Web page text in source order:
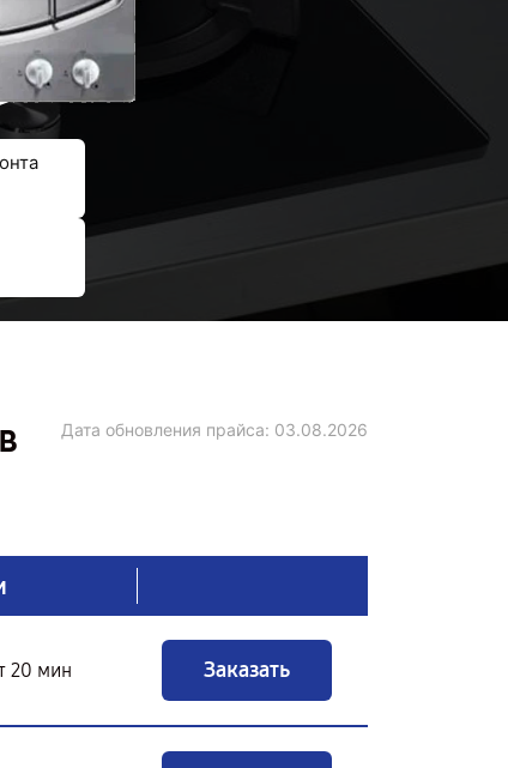
Дата обновления прайса: 03.08.2026
20 мин Заказать